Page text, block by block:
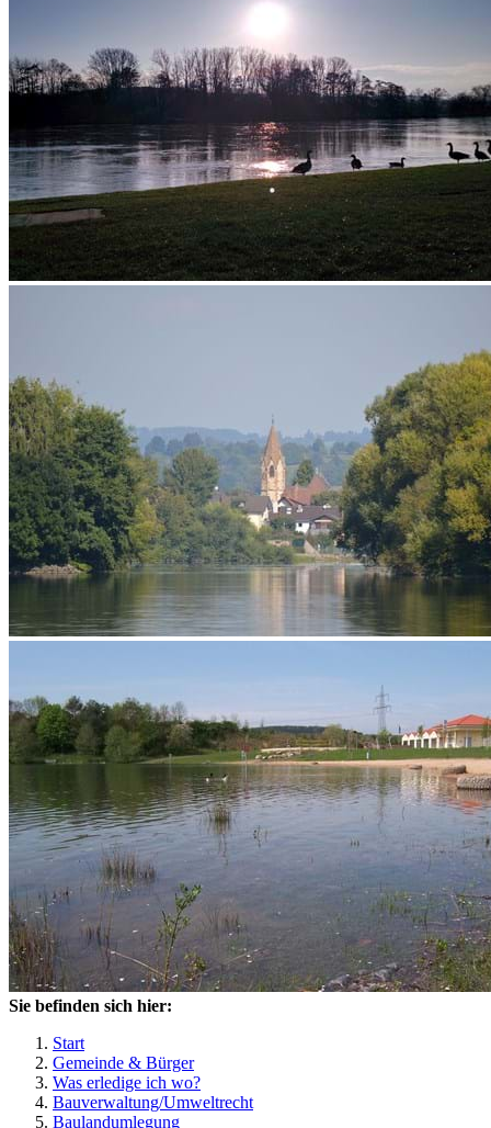
Sie befinden sich hier:
Start
Gemeinde & Bürger
Was erledige ich wo?
Bauverwaltung/Umweltrecht
Baulandumlegung